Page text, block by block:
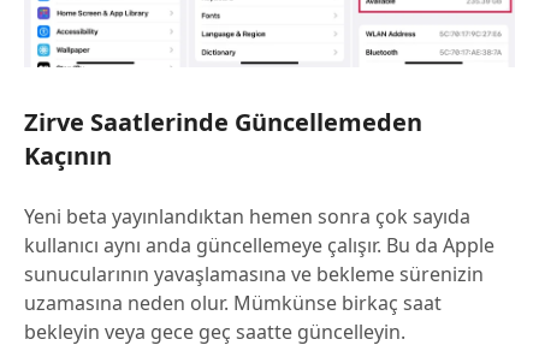
Zirve Saatlerinde Güncellemeden
Kaçının
Yeni beta yayınlandıktan hemen sonra çok sayıda
kullanıcı aynı anda güncellemeye çalışır. Bu da Apple
sunucularının yavaşlamasına ve bekleme sürenizin
uzamasına neden olur. Mümkünse birkaç saat
bekleyin veya gece geç saatte güncelleyin.